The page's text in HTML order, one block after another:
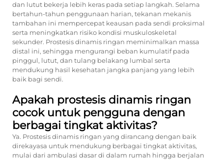
dan lutut bekerja lebih keras pada setiap langkah. Selama
bertahun-tahun penggunaan harian, tekanan mekanis
tambahan ini mempercepat keausan pada sendi proksimal
serta meningkatkan risiko kondisi muskuloskeletal
sekunder. Prostesis dinamis ringan meminimalkan massa
distal ini, sehingga mengurangi beban kumulatif pada
pinggul, lutut, dan tulang belakang lumbal serta
mendukung hasil kesehatan jangka panjang yang lebih
baik bagi sendi.
Apakah prostesis dinamis ringan
cocok untuk pengguna dengan
berbagai tingkat aktivitas?
Ya. Prostesis dinamis ringan yang dirancang dengan baik
direkayasa untuk mendukung berbagai tingkat aktivitas,
mulai dari ambulasi dasar di dalam rumah hingga berjalan